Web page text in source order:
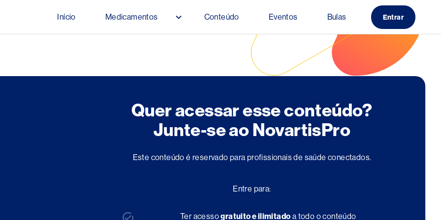
Início Medicamentos Conteúdo Eventos Bulas Entrar
Quer acessar esse conteúdo?
Junte-se ao NovartisPro
Este conteúdo é reservado para profissionais de saúde conectados.
Entre para:
Ter acessogratuito e ilimitado a todo o conteúdo